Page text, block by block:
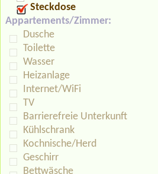
Steckdose
Appartements/Zimmer:
Dusche
Toilette
Wasser
Heizanlage
Internet/WiFi
TV
Barrierefreie Unterkunft
Kühlschrank
Kochnische/Herd
Geschirr
Bettwäsche